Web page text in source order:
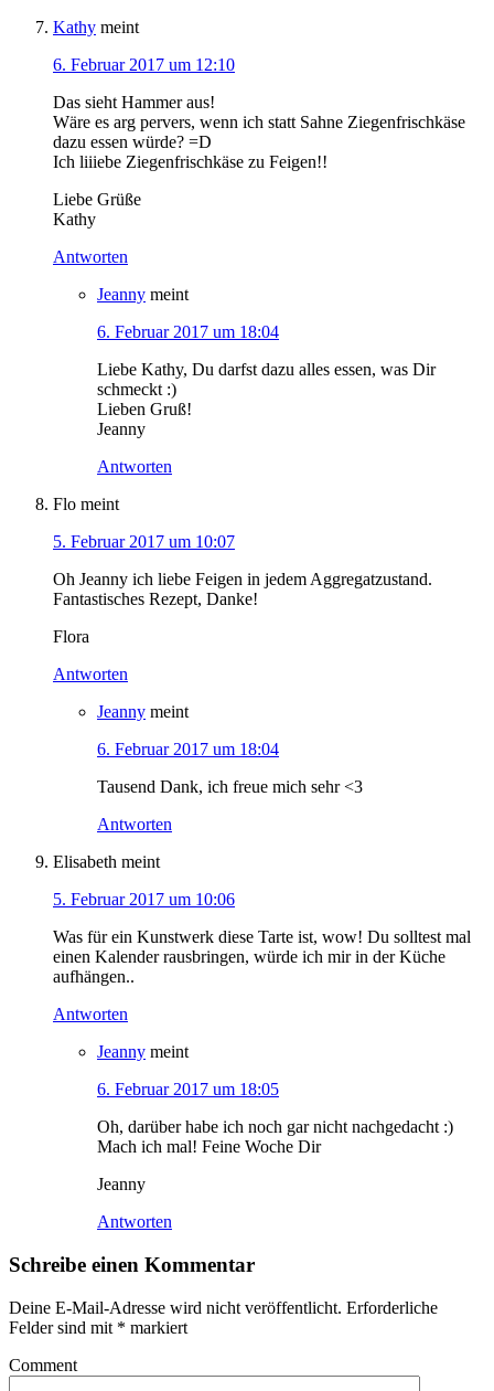
Kathy meint
6. Februar 2017 um 12:10
Das sieht Hammer aus!
Wäre es arg pervers, wenn ich statt Sahne Ziegenfrischkäse
dazu essen würde? =D
Ich liiiebe Ziegenfrischkäse zu Feigen!!
Liebe Grüße
Kathy
Antworten
Jeanny meint
6. Februar 2017 um 18:04
Liebe Kathy, Du darfst dazu alles essen, was Dir
schmeckt :)
Lieben Gruß!
Jeanny
Antworten
Flo meint
5. Februar 2017 um 10:07
Oh Jeanny ich liebe Feigen in jedem Aggregatzustand.
Fantastisches Rezept, Danke!
Flora
Antworten
Jeanny meint
6. Februar 2017 um 18:04
Tausend Dank, ich freue mich sehr <3
Antworten
Elisabeth meint
5. Februar 2017 um 10:06
Was für ein Kunstwerk diese Tarte ist, wow! Du solltest mal
einen Kalender rausbringen, würde ich mir in der Küche
aufhängen..
Antworten
Jeanny meint
6. Februar 2017 um 18:05
Oh, darüber habe ich noch gar nicht nachgedacht :)
Mach ich mal! Feine Woche Dir
Jeanny
Antworten
Schreibe einen Kommentar
Deine E-Mail-Adresse wird nicht veröffentlicht. Erforderliche
Felder sind mit * markiert
Comment